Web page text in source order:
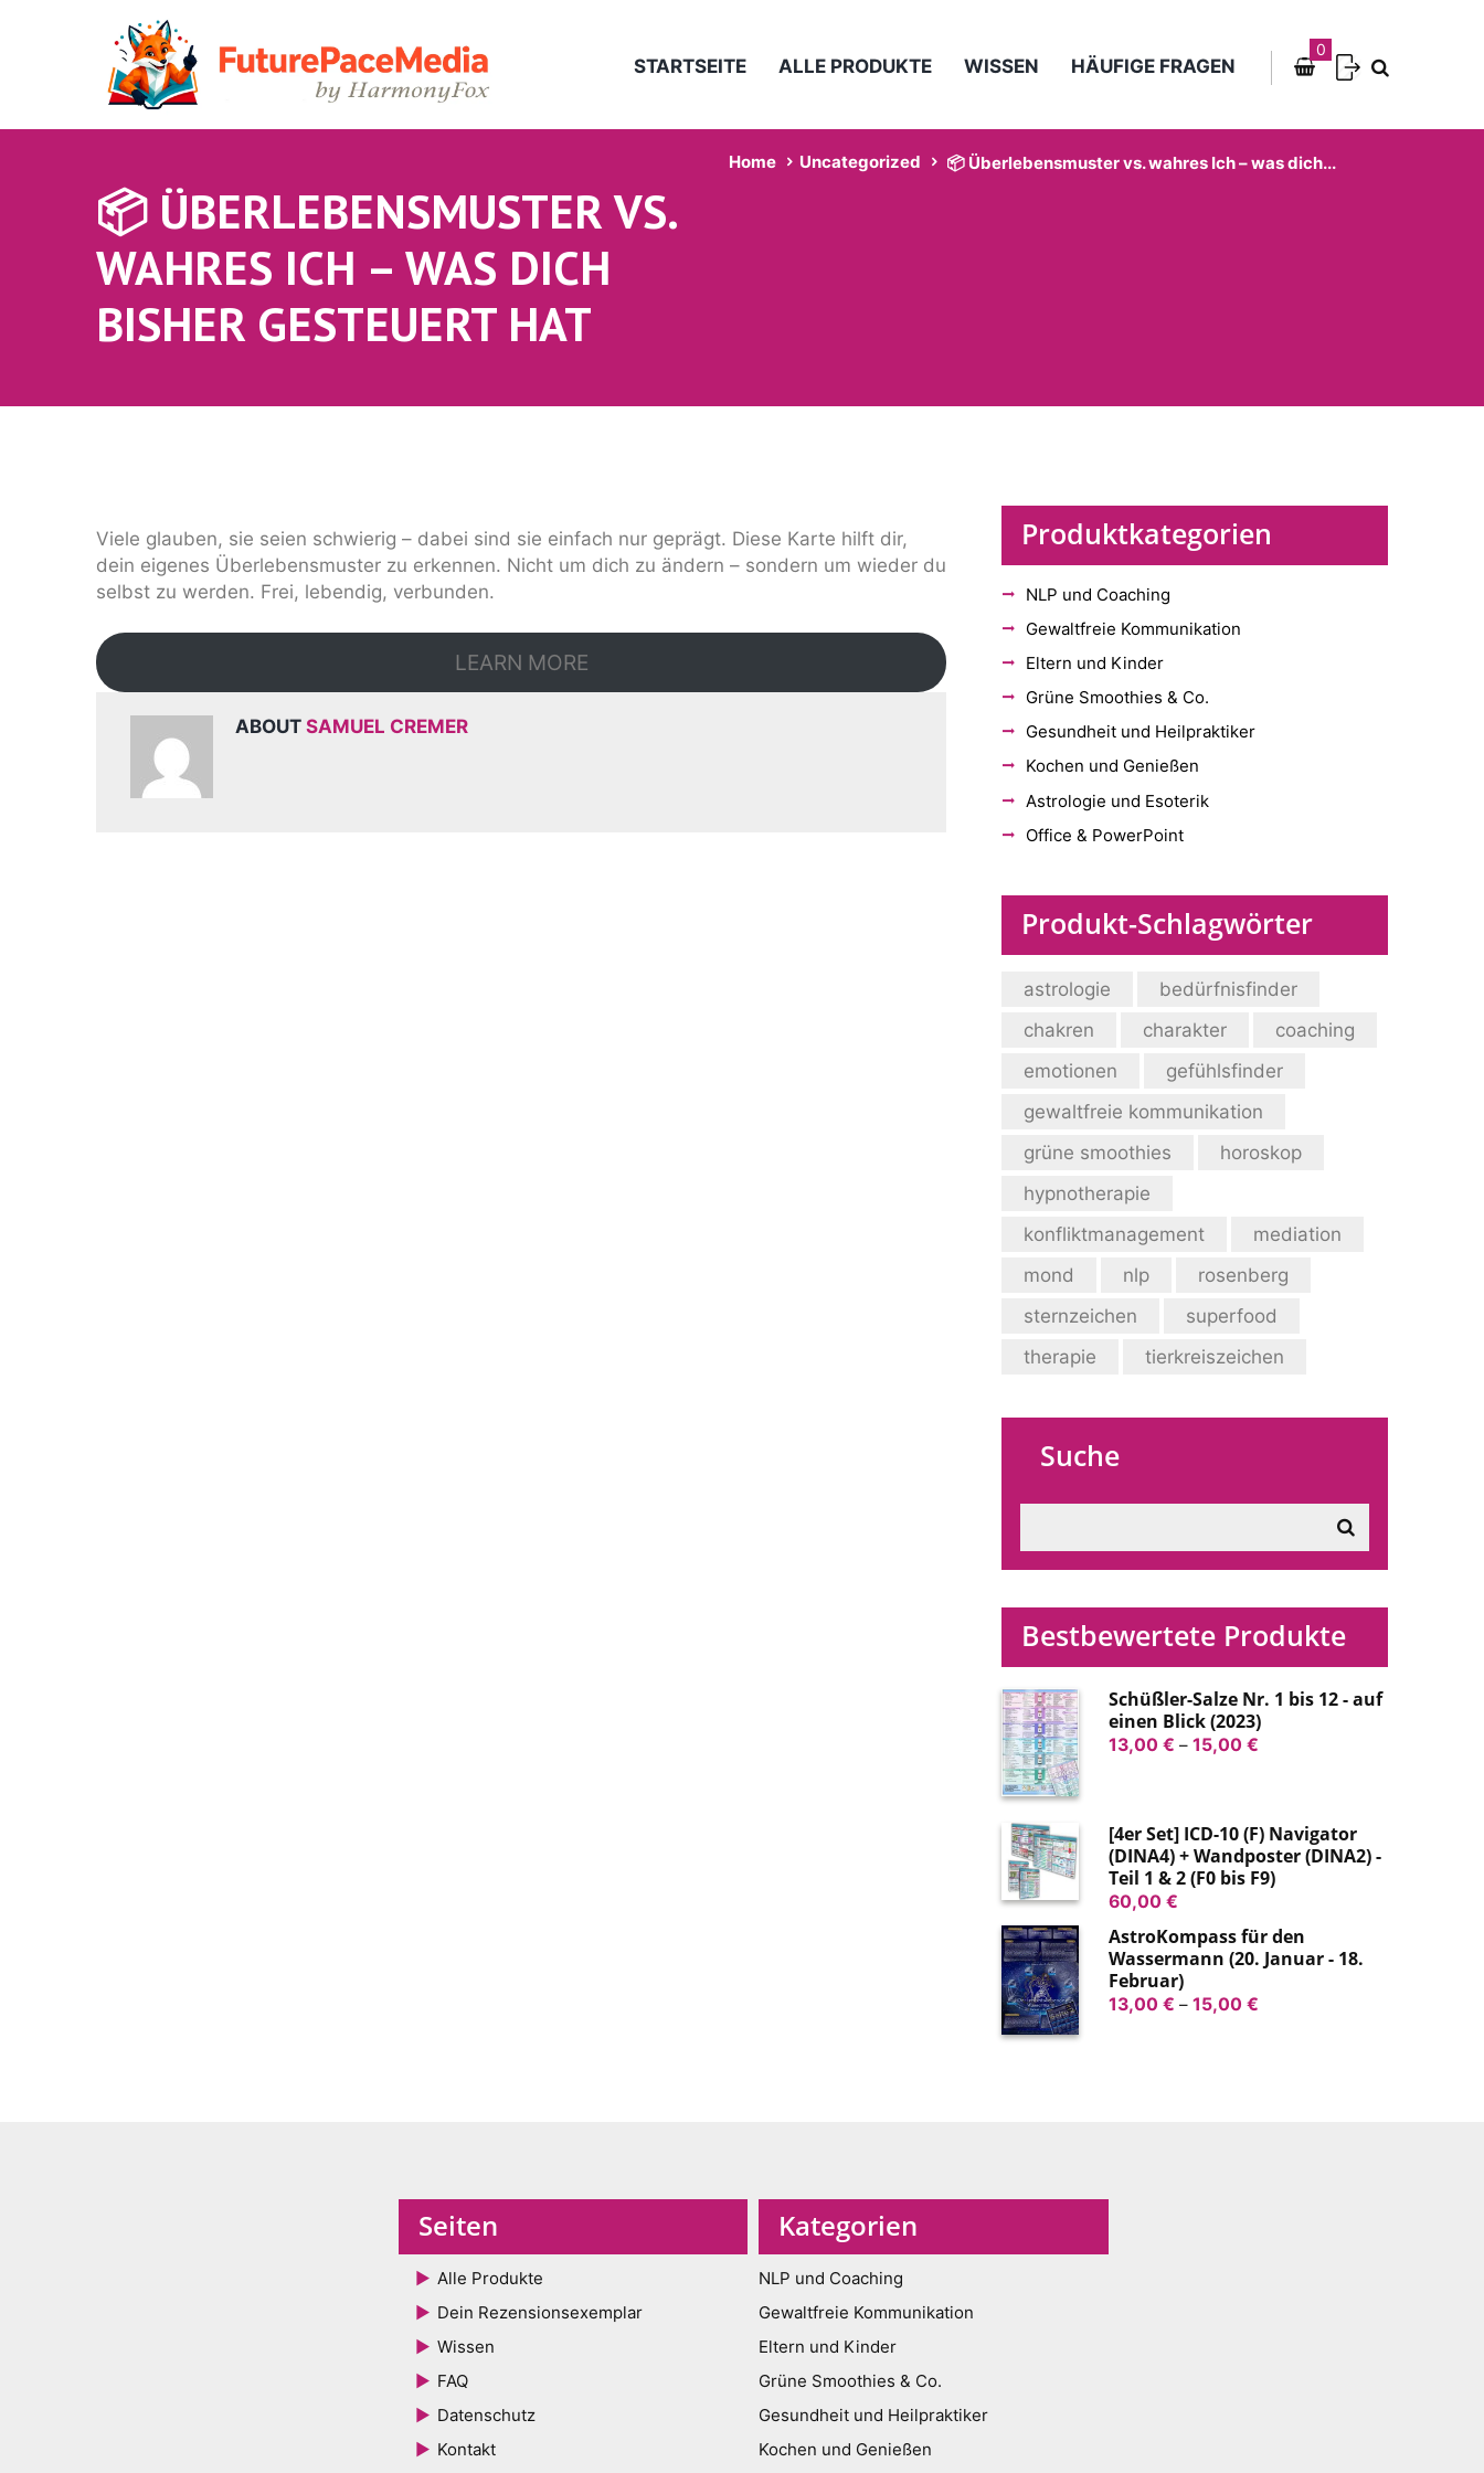
STARTSEITE ALLE PRODUKTE WISSEN HÄUFIGE FRAGEN
0
📦 ÜBERLEBENSMUSTER VS.
WAHRES ICH – WAS DICH
BISHER GESTEUERT HAT
Home Uncategorized 📦 Überlebensmuster vs. wahres Ich – was dich...
Viele glauben, sie seien schwierig – dabei sind sie einfach nur geprägt. Diese Karte hilft dir,
dein eigenes Überlebensmuster zu erkennen. Nicht um dich zu ändern – sondern um wieder du
selbst zu werden. Frei, lebendig, verbunden.
LEARN MORE
ABOUTSAMUEL CREMER
Produktkategorien
NLP und Coaching
Gewaltfreie Kommunikation
Eltern und Kinder
Grüne Smoothies & Co.
Gesundheit und Heilpraktiker
Kochen und Genießen
Astrologie und Esoterik
Office & PowerPoint
Produkt-Schlagwörter
astrologie
bedürfnisfinder
chakren
charakter
coaching
emotionen
gefühlsfinder
gewaltfreie kommunikation
grüne smoothies
horoskop
hypnotherapie
konfliktmanagement
mediation
mond
nlp
rosenberg
sternzeichen
superfood
therapie
tierkreiszeichen
Suche
Bestbewertete Produkte
Schüßler-Salze Nr. 1 bis 12 - auf
einen Blick (2023)
13,00 € – 15,00 €Preisspanne:
15,00 €
[4er Set] ICD-10 (F) Navigator
(DINA4) + Wandposter (DINA2) -
Teil 1 & 2 (F0 bis F9)
60,00 €
AstroKompass für den
Wassermann (20. Januar - 18.
Februar)
13,00 € – 15,00 €Preisspanne:
Seiten
Alle Produkte
Dein Rezensionsexemplar
Wissen
FAQ
Datenschutz
Kontakt
Kategorien
NLP und Coaching
Gewaltfreie Kommunikation
Eltern und Kinder
Grüne Smoothies & Co.
Gesundheit und Heilpraktiker
Kochen und Genießen